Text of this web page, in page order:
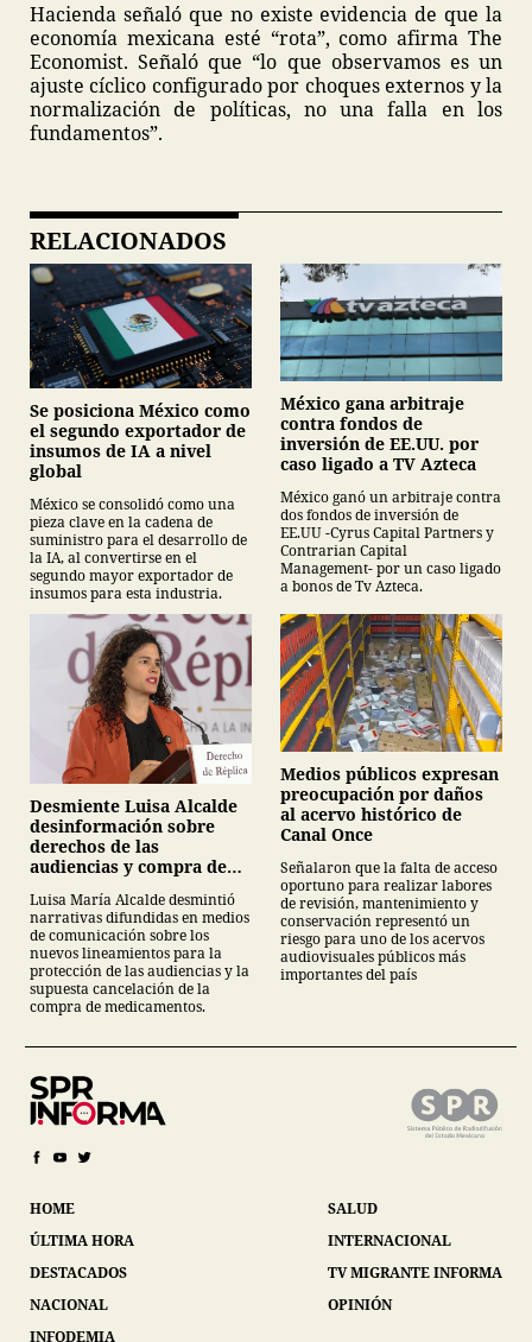
Hacienda señaló que no existe evidencia de que la
economía mexicana esté “rota”, como afirma The
Economist. Señaló que “lo que observamos es un
ajuste cíclico configurado por choques externos y la
normalización de políticas, no una falla en los
fundamentos”.
RELACIONADOS
Se posiciona México como
el segundo exportador de
insumos de IA a nivel
global
México se consolidó como una
pieza clave en la cadena de
suministro para el desarrollo de
la IA, al convertirse en el
segundo mayor exportador de
insumos para esta industria.
México gana arbitraje
contra fondos de
inversión de EE.UU. por
caso ligado a TV Azteca
México ganó un arbitraje contra
dos fondos de inversión de
EE.UU -Cyrus Capital Partners y
Contrarian Capital
Management- por un caso ligado
a bonos de Tv Azteca.
Desmiente Luisa Alcalde
desinformación sobre
derechos de las
audiencias y compra de
Luisa María Alcalde desmintió
narrativas difundidas en medios
de comunicación sobre los
nuevos lineamientos para la
protección de las audiencias y la
supuesta cancelación de la
compra de medicamentos.
Medios públicos expresan
preocupación por daños
al acervo histórico de
Canal Once
Señalaron que la falta de acceso
oportuno para realizar labores
de revisión, mantenimiento y
conservación representó un
riesgo para uno de los acervos
audiovisuales públicos más
importantes del país
HOME
ÚLTIMA HORA
DESTACADOS
NACIONAL
INFODEMIA
SALUD
INTERNACIONAL
TV MIGRANTE INFORMA
OPINIÓN